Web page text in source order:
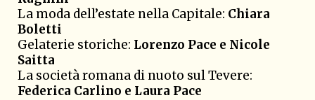
La moda dell’estate nella Capitale: Chiara
Boletti
Gelaterie storiche: Lorenzo Pace e Nicole
Saitta
La società romana di nuoto sul Tevere:
Federica Carlino e Laura Pace